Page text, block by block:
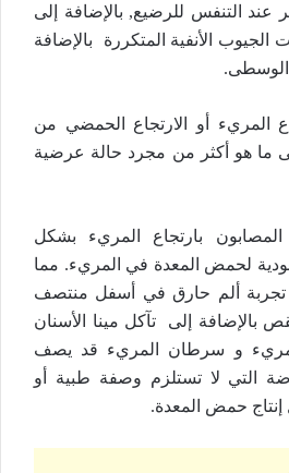
عند التنفس للرضيع, بالإضافة إلى
الجيوب الأنفية المتكررة بالإضافة
الوسطى.
المريء أو الارتجاع الحمضي من
ما هو أكثر من مجرد حالة عرضية
بارتجاع المريء بشكل
لحمض المعدة في المريء. مما
تجربة ألم حارق في أسفل منتصف
بالإضافة إلى تآكل مينا الأسنان
و سرطان المريء قد يصف
التي لا تستلزم وصفة طبية أو
إنتاج حمض المعدة.